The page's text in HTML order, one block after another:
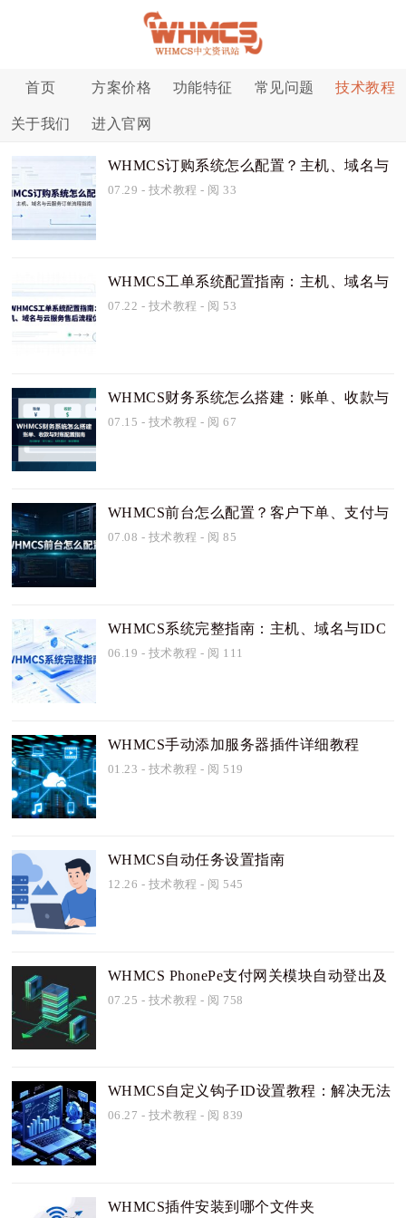
首页 方案价格 功能特征 常见问题 技术教程
关于我们 进入官网
WHMCS订购系统怎么配置？主机、域名与
云服务订单流程指南
07.29 - 技术教程 - 阅 33
WHMCS工单系统配置指南：主机、域名与
云服务售后流程优化
07.22 - 技术教程 - 阅 53
WHMCS财务系统怎么搭建：账单、收款与
对账配置指南
07.15 - 技术教程 - 阅 67
WHMCS前台怎么配置？客户下单、支付与
工单自助指南
07.08 - 技术教程 - 阅 85
WHMCS系统完整指南：主机、域名与IDC
自动化管理怎么配置
06.19 - 技术教程 - 阅 111
WHMCS手动添加服务器插件详细教程
01.23 - 技术教程 - 阅 519
WHMCS自动任务设置指南
12.26 - 技术教程 - 阅 545
WHMCS PhonePe支付网关模块自动登出及
服务激活问题详解
07.25 - 技术教程 - 阅 758
WHMCS自定义钩子ID设置教程：解决无法
生效的难题
06.27 - 技术教程 - 阅 839
WHMCS插件安装到哪个文件夹